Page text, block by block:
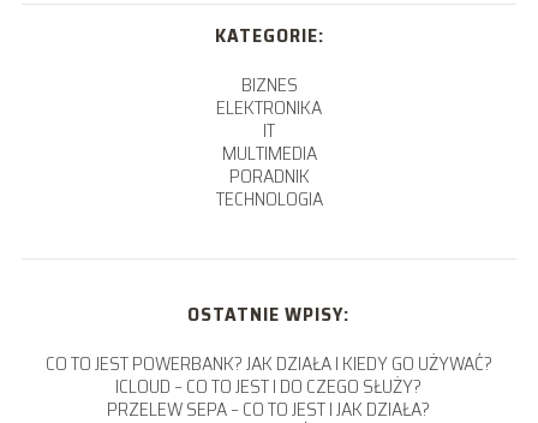
KATEGORIE:
BIZNES
ELEKTRONIKA
IT
MULTIMEDIA
PORADNIK
TECHNOLOGIA
OSTATNIE WPISY:
CO TO JEST POWERBANK? JAK DZIAŁA I KIEDY GO UŻYWAĆ?
ICLOUD – CO TO JEST I DO CZEGO SŁUŻY?
PRZELEW SEPA – CO TO JEST I JAK DZIAŁA?